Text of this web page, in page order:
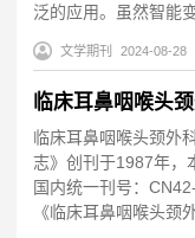
泛的应用。虽然智能
文学期刊 2024-08-28
临床耳鼻咽喉头
临床耳鼻咽喉头颈外
志》创刊于1987年，
国内统一刊号：
《临床耳鼻咽喉头颈